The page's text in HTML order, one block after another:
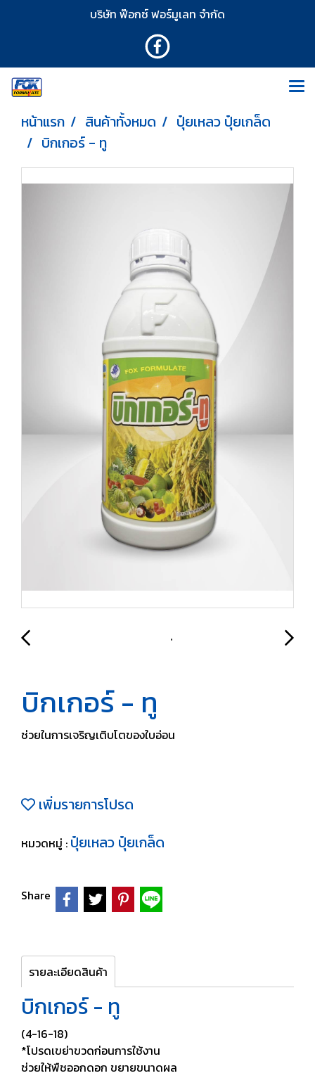
บริษัท ฟ๊อกซ์ ฟอร์มูเลท จำกัด
หน้าแรก สินค้าทั้งหมด
ปุ๋ยเหลว ปุ๋ยเกล็ด
บิกเกอร์ - ทู
บิกเกอร์ - ทู
ช่วยในการเจริญเติบโตของใบอ่อน
เพิ่มรายการโปรด
หมวดหมู่ : ปุ๋ยเหลว ปุ๋ยเกล็ด
Share
รายละเอียดสินค้า
บิกเกอร์ - ทู
(4-16-18)
*โปรดเขย่าขวดก่อนการใช้งาน
ช่วยให้พืชออกดอก ขยายขนาดผล